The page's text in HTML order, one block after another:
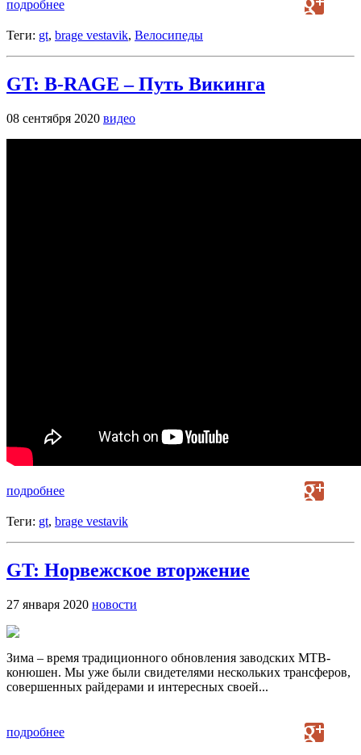
подробнее
Теги: gt, brage vestavik, Велосипеды
GT: B-RAGE – Путь Викинга
08 сентября 2020 видео
подробнее
Теги: gt, brage vestavik
GT: Норвежское вторжение
27 января 2020 новости
Зима – время традиционного обновления заводских MTB-
конюшен. Мы уже были свидетелями нескольких трансферов,
совершенных райдерами и интересных своей...
подробнее